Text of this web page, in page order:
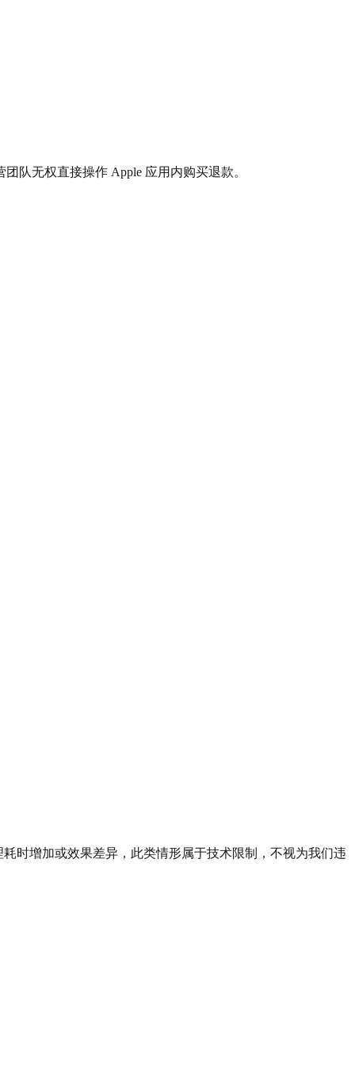
队无权直接操作 Apple 应用内购买退款。
时增加或效果差异，此类情形属于技术限制，不视为我们违